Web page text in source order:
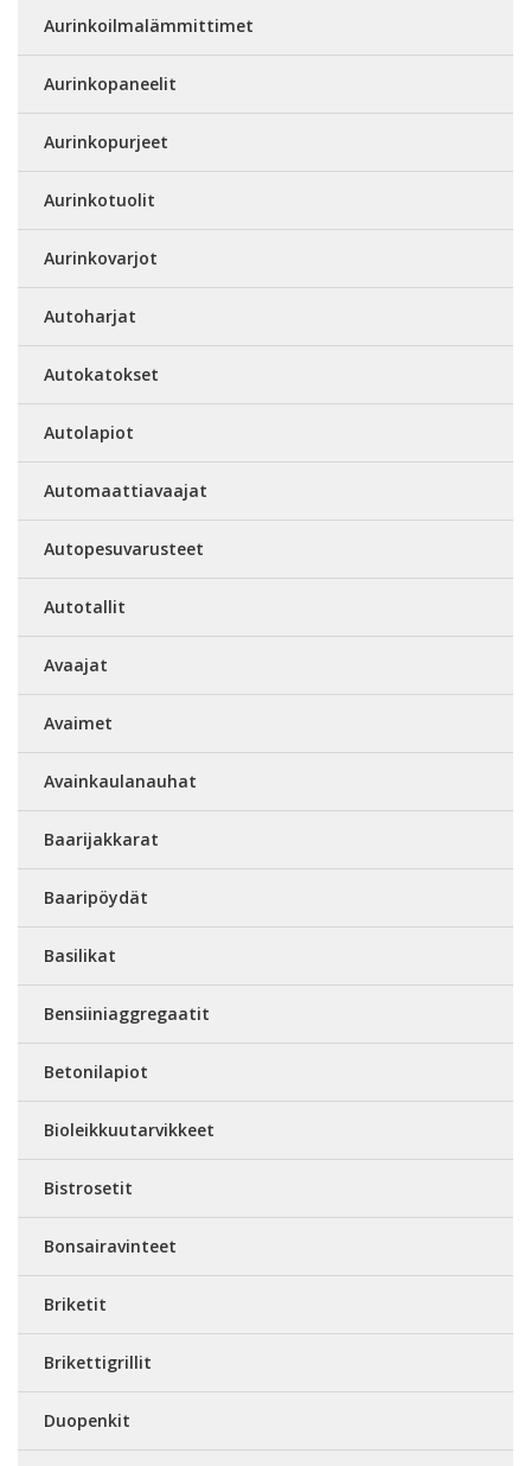
Aurinkoilmalämmittimet
Aurinkopaneelit
Aurinkopurjeet
Aurinkotuolit
Aurinkovarjot
Autoharjat
Autokatokset
Autolapiot
Automaattiavaajat
Autopesuvarusteet
Autotallit
Avaajat
Avaimet
Avainkaulanauhat
Baarijakkarat
Baaripöydät
Basilikat
Bensiiniaggregaatit
Betonilapiot
Bioleikkuutarvikkeet
Bistrosetit
Bonsairavinteet
Briketit
Brikettigrillit
Duopenkit